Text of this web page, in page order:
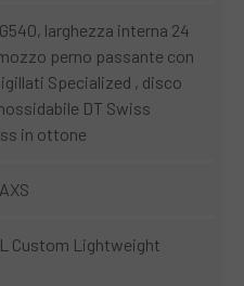
larghezza interna 24
perno passante con
Specialized , disco
DT Swiss
in ottone
Custom Lightweight